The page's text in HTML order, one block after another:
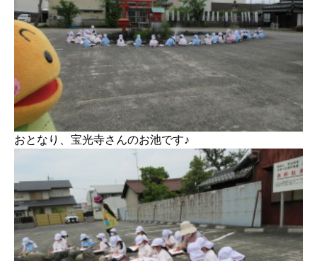
おとなり、宝光寺さんのお池です♪